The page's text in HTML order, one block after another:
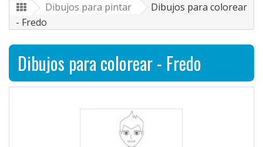
Dibujos para pintar
Dibujos para colorear
- Fredo
Dibujos para colorear - Fredo